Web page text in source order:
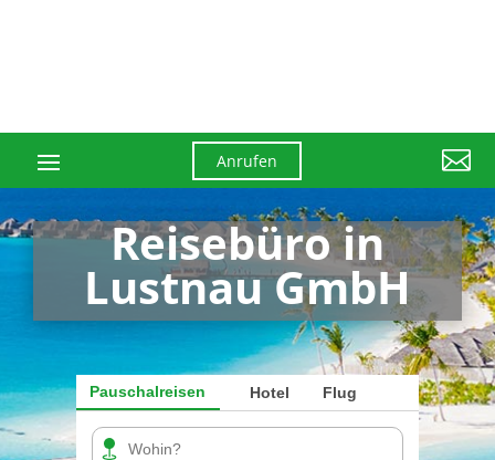
Anrufen 
Reisebüro in
Lustnau GmbH
Pauschalreisen Hotel Flug